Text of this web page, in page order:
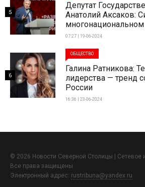
Депутат
Анатолий Аксаков:
07:27 | 19-06-2024
5
ОБЩЕСТВО
Галина Ратникова:
лидерства — тренд
России
16:36 | 23-06-2024
6
© 2026 Новости Северной Столицы | Сетевое
Все права защищены.
Электронный адрес: rustribuna@yandex.ru